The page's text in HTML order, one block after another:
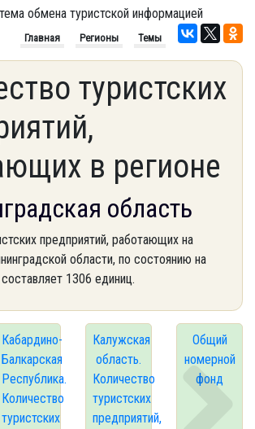
обмена туристской информацией
Главная Регионы Темы
туристских
в регионе
область
предприятий, работающих на
области, по состоянию на
1306 единиц.
Кабардино-
Балкарская
Республика.
Количество
туристских
Калужская
область.
Количество
туристских
предприятий,
Общий
номерной
фонд